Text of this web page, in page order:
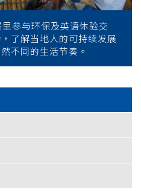
参与环保及英语体验交
了解当地人的可持续发展
不同的生活节奏。